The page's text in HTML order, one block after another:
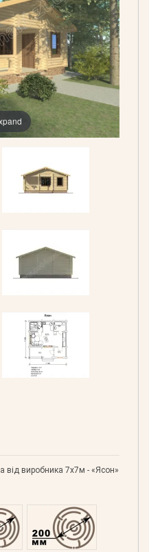
від виробника 7х7м - «Ясон»
180Оциліндрований 200